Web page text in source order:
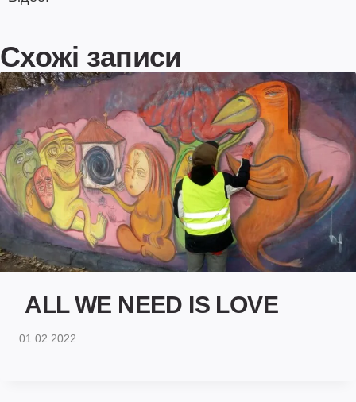
Схожі записи
ALL WE NEED IS LOVE
01.02.2022